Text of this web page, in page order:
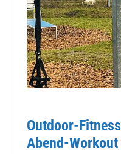
Outdoor-
Abend-